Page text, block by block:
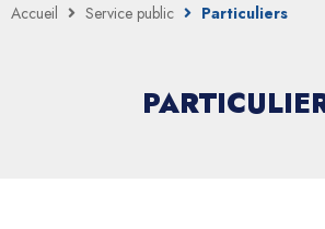
Accueil Service public Particuliers